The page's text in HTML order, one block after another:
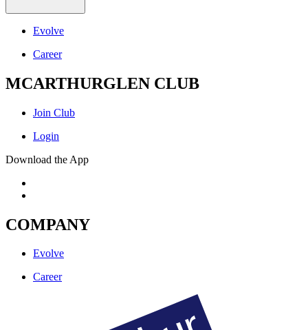
Evolve
Career
MCARTHURGLEN CLUB
Join Club
Login
Download the App
COMPANY
Evolve
Career